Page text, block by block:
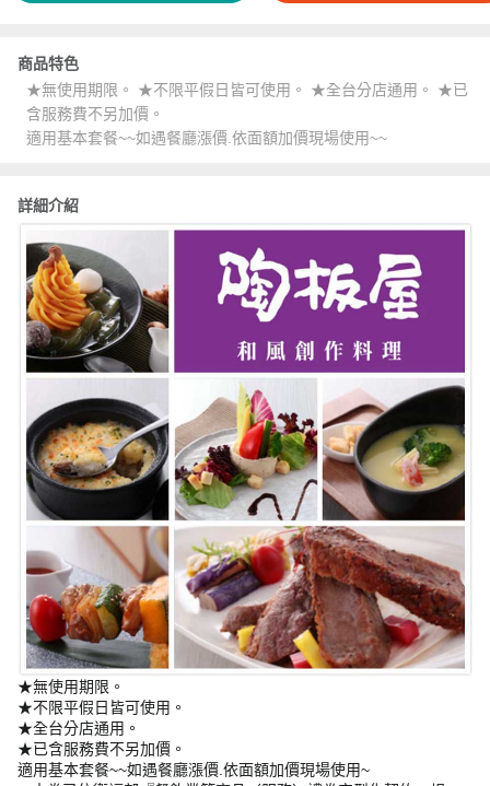
商品特色
★無使用期限。 ★不限平假日皆可使用。 ★全台分店通用。 ★已
含服務費不另加價。
適用基本套餐~~如遇餐廳漲價.依面額加價現場使用~~
詳細介紹
★無使用期限。
★不限平假日皆可使用。
★全台分店通用。
★已含服務費不另加價。
適用基本套餐~~如遇餐廳漲價.依面額加價現場使用~